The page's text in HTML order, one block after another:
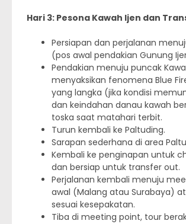
Hari 3: Pesona Kawah Ijen dan
Persiapan dan perjalanan
(pos awal pendakian Gunung
Pendakian menuju puncak
menyaksikan fenomena Blue
yang langka (jika kondisi
dan keindahan danau kawah
toska saat matahari terbit.
Turun kembali ke Paltuding.
Sarapan sederhana di area
Kembali ke penginapan untuk
dan bersiap untuk transfer out.
Perjalanan kembali menuju
awal (Malang atau Surabaya)
sesuai kesepakatan.
Tiba di meeting point, tour